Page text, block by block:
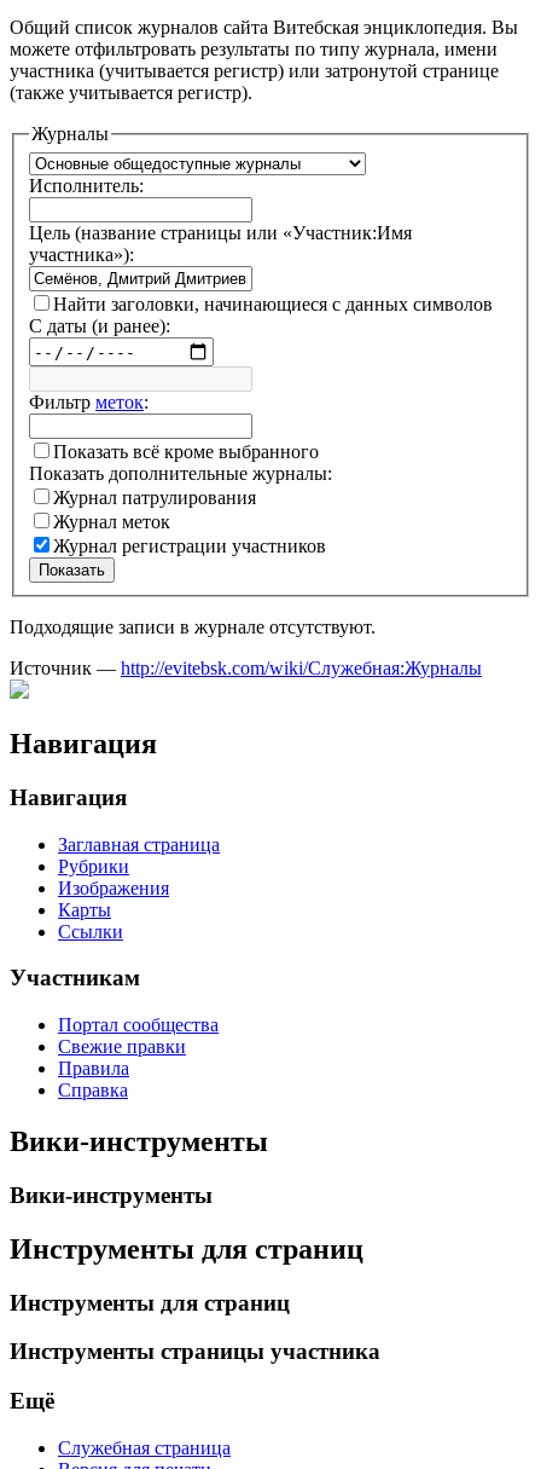
Общий список журналов сайта Витебская энциклопедия. Вы
можете отфильтровать результаты по типу журнала, имени
участника (учитывается регистр) или затронутой странице
(также учитывается регистр).
Журналы
Исполнитель:
Цель (название страницы или «Участник:Имя
участника»):
Найти заголовки, начинающиеся с данных символов
С даты (и ранее):
Фильтр меток:
Показать всё кроме выбранного
Показать дополнительные журналы:
Журнал патрулирования
Журнал меток
Журнал регистрации участников
Показать
Подходящие записи в журнале отсутствуют.
Источник — http://evitebsk.com/wiki/Служебная:Журналы
Навигация
Навигация
Заглавная страница
Рубрики
Изображения
Карты
Ссылки
Участникам
Портал сообщества
Свежие правки
Правила
Справка
Вики-инструменты
Вики-инструменты
Инструменты для страниц
Инструменты для страниц
Инструменты страницы участника
Ещё
Служебная страница